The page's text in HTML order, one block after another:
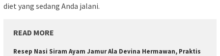
diet yang sedang Anda jalani.
READ MORE
Resep Nasi Siram Ayam Jamur Ala Devina Hermawan, Praktis